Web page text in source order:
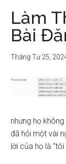
Làm
Bài
Tháng Tư 25,
nhưng họ
đã hỏi một vài
lời của họ là